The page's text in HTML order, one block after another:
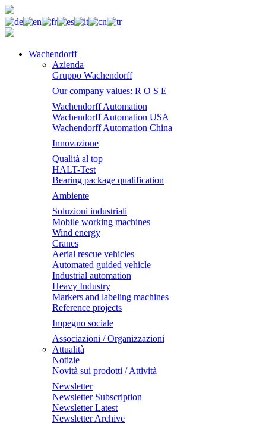
Wachendorff
Azienda
Gruppo Wachendorff
Our company values: R O S E
Wachendorff Automation
Wachendorff Automation USA
Wachendorff Automation China
Innovazione
Qualità al top
HALT-Test
Bearing package qualification
Ambiente
Soluzioni industriali
Mobile working machines
Wind energy
Cranes
Aerial rescue vehicles
Automated guided vehicle
Industrial automation
Heavy Industry
Markers and labeling machines
Reference projects
Impegno sociale
Associazioni / Organizzazioni
Attualità
Notizie
Novità sui prodotti / Attività
Newsletter
Newsletter Subscription
Newsletter Latest
Newsletter Archive